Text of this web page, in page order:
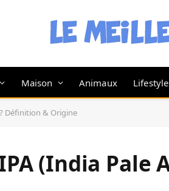
Maison Animaux Lifestyle
? Définition & Origine
(India Pale